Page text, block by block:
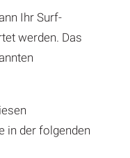
Ihr Surf-
werden. Das
in der folgenden